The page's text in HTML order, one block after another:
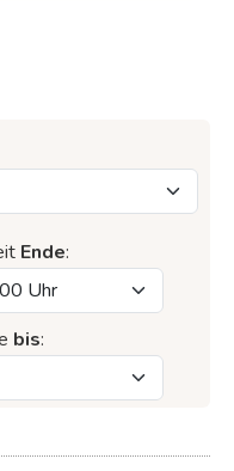
Ende:
bis:
Mitarbeiter
für 1 Person Tabelle